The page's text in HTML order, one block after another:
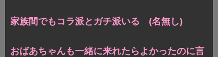
家族間でもコラ派とガチ派いる (名無し)
おばあちゃんも一緒に来れたらよかったのに言